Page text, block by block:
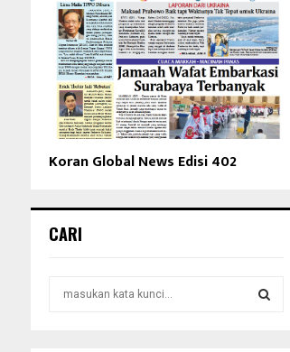
Koran Global News Edisi 402
CARI